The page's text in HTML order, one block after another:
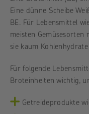
Eine dünne Scheibe
BE. Für Lebensmittel
meisten Gemüsesorten
sie kaum
Für folgende
Broteinheiten wichtig,
Getreideprodukte